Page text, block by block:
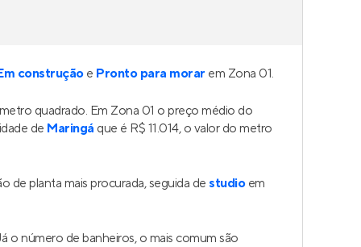
construçãoe Pronto para morar em Zona 01.
quadrado. Em Zona 01 o preço médio do
de Maringá que é R$ 11.014, o valor do metro
de planta mais procurada, seguida destudioem
o número de banheiros, o mais comum são